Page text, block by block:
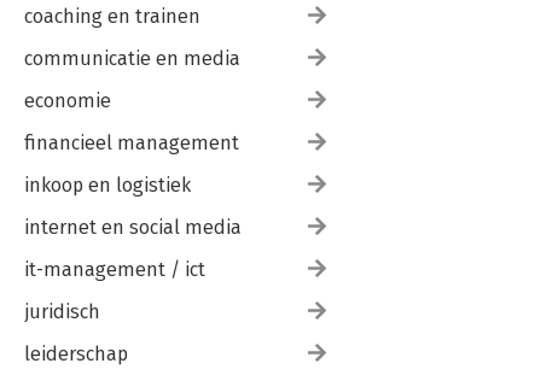
coaching en trainen
communicatie en media
economie
financieel management
inkoop en logistiek
internet en social media
it-management / ict
juridisch
leiderschap